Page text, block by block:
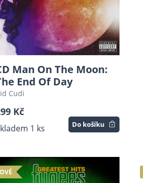
Man On The Moon:
End Of Day
Cudi
Kč
1 ks Do košíku